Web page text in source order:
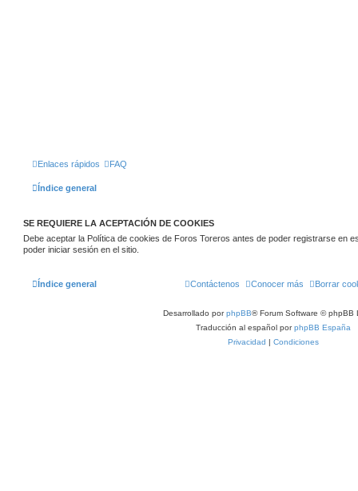
Enlaces rápidos FAQ
Índice general
SE REQUIERE LA ACEPTACIÓN DE COOKIES
Debe aceptar la Política de cookies de Foros Toreros antes de poder registrarse en
poder iniciar sesión en el sitio.
Índice general Borrar
Conocer más
Contáctenos
Desarrollado porphpBB® Forum Software © phpBB
Traducción al español porphpBB España
Privacidad | Condiciones